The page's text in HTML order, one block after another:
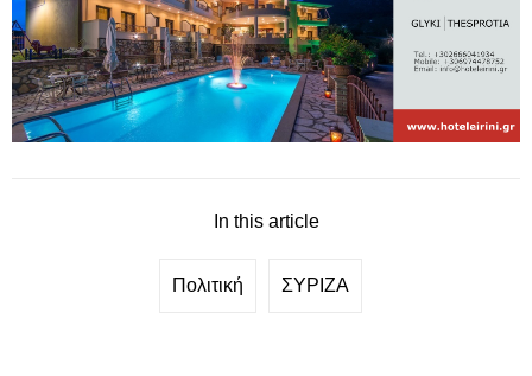
In this article
Πολιτική ΣΥΡΙΖΑ